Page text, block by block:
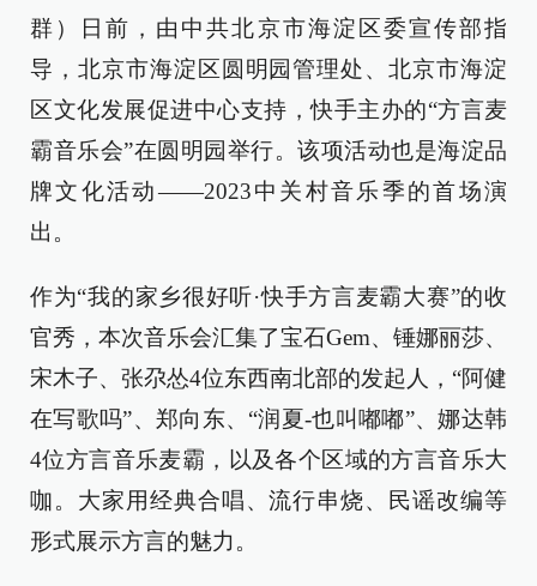
群）日前，由中共北京市海淀区委宣传部指
导，北京市海淀区圆明园管理处、北京市海淀
区文化发展促进中心支持，快手主办的“方言麦
霸音乐会”在圆明园举行。该项活动也是海淀品
牌文化活动——2023中关村音乐季的首场演
出。
作为“我的家乡很好听·快手方言麦霸大赛”的收
官秀，本次音乐会汇集了宝石Gem、锤娜丽莎、
宋木子、张尕怂4位东西南北部的发起人，“阿健
在写歌吗”、郑向东、“润夏-也叫嘟嘟”、娜达韩
4位方言音乐麦霸，以及各个区域的方言音乐大
咖。大家用经典合唱、流行串烧、民谣改编等
形式展示方言的魅力。